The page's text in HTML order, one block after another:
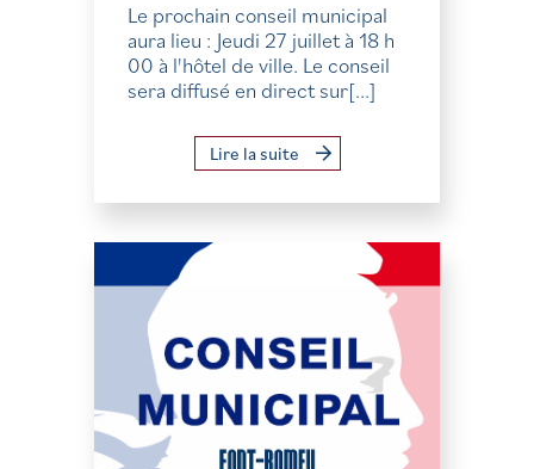
Le prochain conseil municipal
aura lieu : Jeudi 27 juillet à 18 h
00 à l'hôtel de ville. Le conseil
sera diffusé en direct sur[...]
Lire la suite